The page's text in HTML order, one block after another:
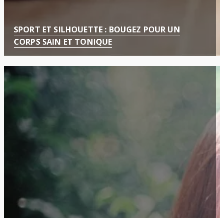
SPORT ET SILHOUETTE : BOUGEZ POUR UN
CORPS SAIN ET TONIQUE